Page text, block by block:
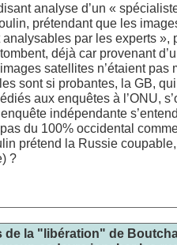
analyse d’un «
prétendant que les
par les experts »,
déjà car provenant
satellites n’étaient pas
sont si probantes, la GB,
aux enquêtes à l’ONU,
indépendante
du 100% occidental
prétend la Russie
?
de la "libération" de